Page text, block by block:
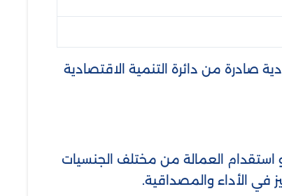
صادرة من دائرة التنمية الاقتصادية
استقدام العمالة من مختلف الجنسيات
في الأداء والمصداقية.